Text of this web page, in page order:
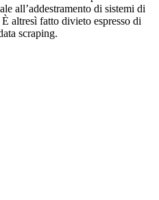
all’addestramento di sistemi di
altresì fatto divieto espresso di
scraping.